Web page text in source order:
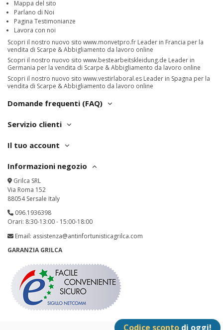
Mappa del sito
Parlano di Noi
Pagina Testimonianze
Lavora con noi
Scopri il nostro nuovo sito www.monvetpro.fr Leader in Francia per la
vendita di Scarpe & Abbigliamento da lavoro online
Scopri il nostro nuovo sito www.bestearbeitskleidung.de Leader in
Germania per la vendita di Scarpe & Abbigliamento da lavoro online
Scopri il nostro nuovo sito www.vestirlaboral.es Leader in Spagna per la
vendita di Scarpe & Abbigliamento da lavoro online
Domande frequenti (FAQ)
Servizio clienti
Il tuo account
Informazioni negozio
Grilca SRL
Via Roma 152
88054 Sersale Italy
096.1936398
Orari: 8:30-13:00 - 15:00-18:00
Email: assistenza@antinfortunisticagrilca.com
GARANZIA GRILCA
Codice sconto di oggi!